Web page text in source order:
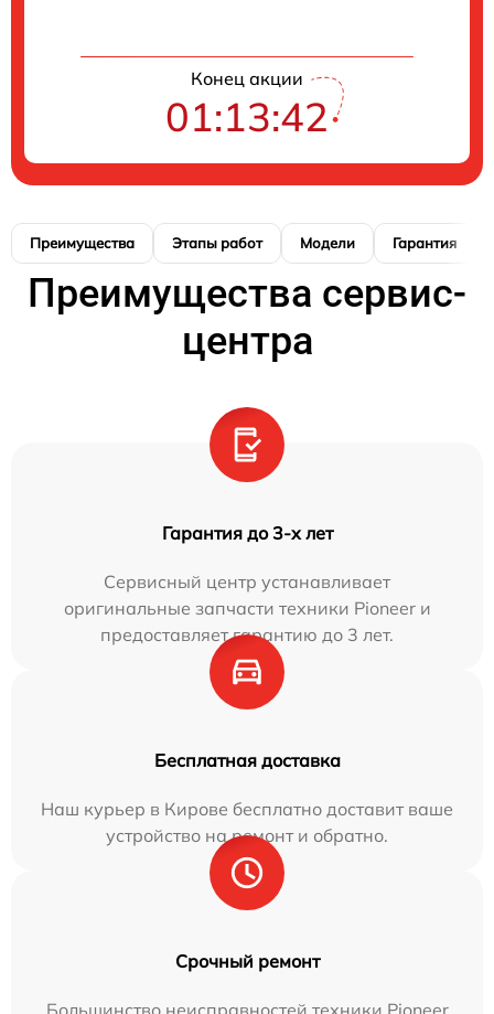
Конец акции
01:13:42
Преимущества Этапы работ Модели Гарантия
Преимущества сервис-
центра
Гарантия до 3-х лет
Сервисный центр устанавливает
оригинальные запчасти техники Pioneer и
предоставляет гарантию до 3 лет.
Бесплатная доставка
Наш курьер в Кирове бесплатно доставит ваше
устройство на ремонт и обратно.
Срочный ремонт
Большинство неисправностей техники Pioneer